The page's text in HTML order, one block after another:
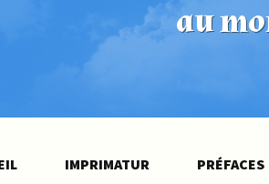
au
IMPRIMATUR PRÉFACES